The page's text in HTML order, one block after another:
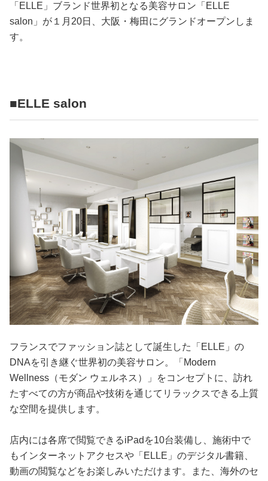
性と愛
「ELLE」ブランド世界初となる美容サロン「ELLE
salon」が１月20日、大阪・梅田にグランドオープンしま
す。
■ELLE salon
フランスでファッション誌として誕生した「ELLE」の
DNAを引き継ぐ世界初の美容サロン。「Modern
Wellness（モダン ウェルネス）」をコンセプトに、訪れ
たすべての方が商品や技術を通じてリラックスできる上質
な空間を提供します。
店内には各席で閲覧できるiPadを10台装備し、施術中で
もインターネットアクセスや「ELLE」のデジタル書籍、
動画の閲覧などをお楽しみいただけます。また、海外のセ